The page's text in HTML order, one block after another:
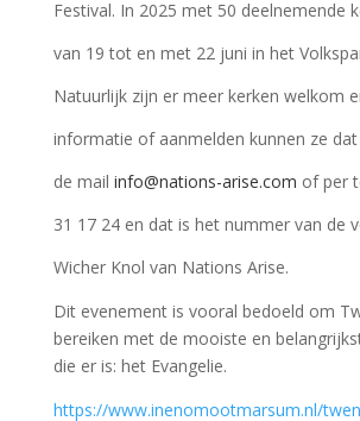
Festival. In 2025 met 50 deelnemende
van 19 tot en met 22 juni in het
Natuurlijk zijn er meer kerken welkom
informatie of aanmelden kunnen ze dat
de mail info@nations-arise.com of per
31 17 24 en dat is het nummer van de
Wicher Knol van Nations Arise.
Dit evenement is vooral bedoeld om
bereiken met de mooiste en
die er is: het Evangelie.
https://www.inenomootmarsum.nl/